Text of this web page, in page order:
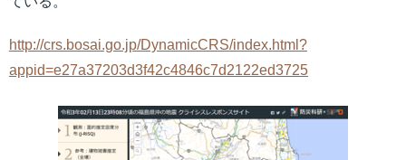
http://crs.bosai.go.jp/DynamicCRS/index.html?
appid=e27a37203d3f42c4846c7d2122ed3725